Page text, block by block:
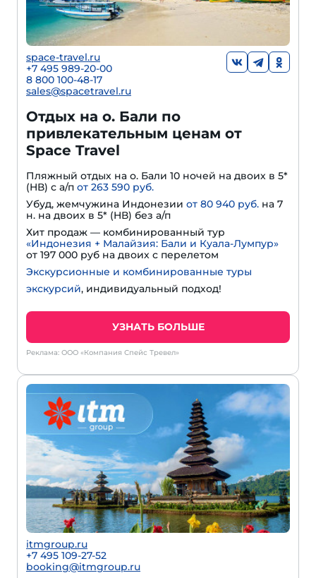
space-travel.ru
+7 495 989-20-00
8 800 100-48-17
sales@spacetravel.ru
Отдых на о. Бали по
привлекательным ценам от
Space Travel
Пляжный отдых на о. Бали 10 ночей на двоих в 5*
(HВ) с а/п от 263 590 руб.
Убуд, жемчужина Индонезии от 80 940 руб. на 7
н. на двоих в 5* (HВ) без а/п
Хит продаж — комбинированный тур
«Индонезия + Малайзия: Бали и Куала-Лумпур»
от 197 000 руб на двоих с перелетом
Экскурсионные и комбинированные туры
экскурсий, индивидуальный подход!
УЗНАТЬ БОЛЬШЕ
Реклама: ООО «Компания Спейс Тревел»
itmgroup.ru
+7 495 109-27-52
booking@itmgroup.ru